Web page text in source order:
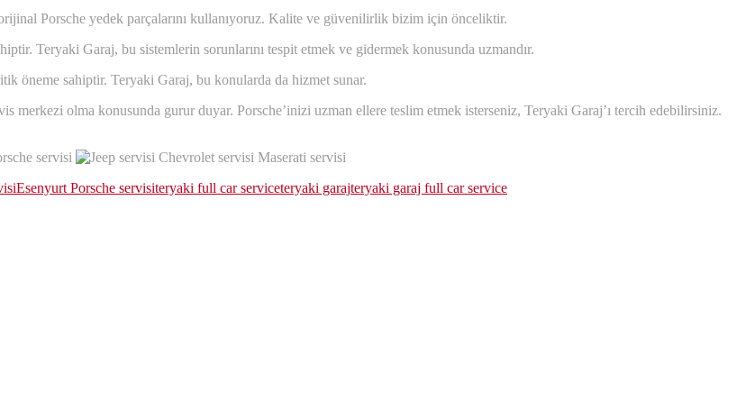
Porsche yedek parçalarını kullanıyoruz. Kalite ve güvenilirlik bizim için önceliktir.
Teryaki Garaj, bu sistemlerin sorunlarını tespit etmek ve gidermek konusunda uzmandır.
öneme sahiptir. Teryaki Garaj, bu konularda da hizmet sunar.
olma konusunda gurur duyar. Porsche’inizi uzman ellere teslim etmek isterseniz, Teryaki Garaj’ı tercih edebilirsiniz.
Esenyurt Porsche servisiteryaki full car serviceteryaki garajteryaki garaj full car service